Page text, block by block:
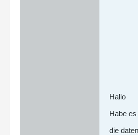
Hallo
Habe
die